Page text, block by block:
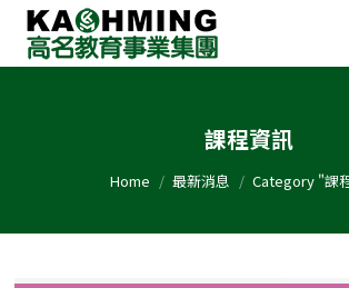
課程資訊
You are here:
Home 最新消息 Category "課